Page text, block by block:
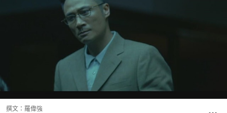
撰文： 羅偉強